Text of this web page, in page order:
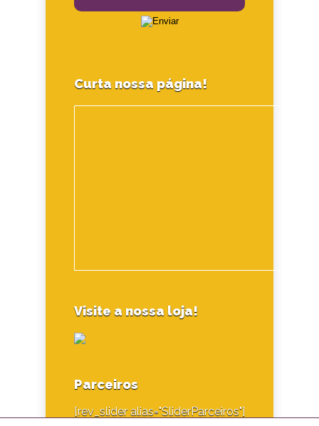
Curta nossa página!
Visite a nossa loja!
Parceiros
[rev_slider alias="SliderParceiros"]